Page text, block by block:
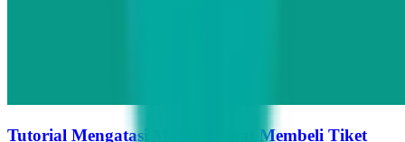
Tutorial Mengatasi Masalah Saat Membeli Tiket